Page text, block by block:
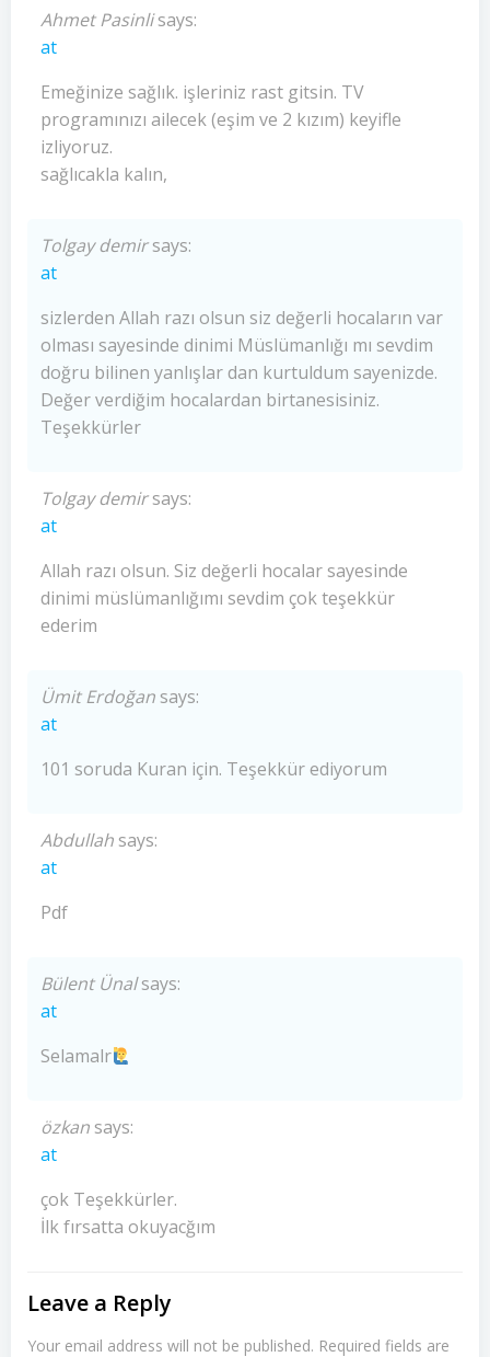
Ahmet Pasinli says:
at
Emeğinize sağlık. işleriniz rast gitsin. TV
programınızı ailecek (eşim ve 2 kızım) keyifle
izliyoruz.
sağlıcakla kalın,
Tolgay demir says:
at
sizlerden Allah razı olsun siz değerli hocaların var
olması sayesinde dinimi Müslümanlığı mı sevdim
doğru bilinen yanlışlar dan kurtuldum sayenizde.
Değer verdiğim hocalardan birtanesisiniz.
Teşekkürler
Tolgay demir says:
at
Allah razı olsun. Siz değerli hocalar sayesinde
dinimi müslümanlığımı sevdim çok teşekkür
ederim
Ümit Erdoğan says:
at
101 soruda Kuran için. Teşekkür ediyorum
Abdullah says:
at
Pdf
Bülent Ünal says:
at
Selamalr
özkan says:
at
çok Teşekkürler.
İlk fırsatta okuyacğım
Leave a Reply
Your email address will not be published. Required fields are